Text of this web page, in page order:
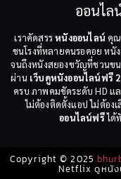
ออนไล
เราคัดสรรหนังออนไลน์ คุณ
ชนโรงที่หลายคนรอคอย หนั
จนถึงหนังสยองขวัญที่ชวนข
ผ่าน เว็บดูหนังออนไลน์ฟรี
ครบ ภาพคมชัดระดับ HD แ
ไม่ต้องติดตั้งแอป ไม่ต้อง
ออนไลน์ฟรีได้
Copyright © 2025
Netflix ดูหนัง